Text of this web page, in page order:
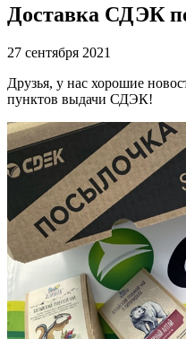
Доставка СДЭК
27 сентября 2021
Друзья, у нас хорошие
пунктов выдачи СДЭК!